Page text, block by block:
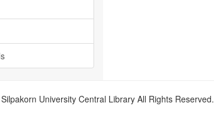
University Central Library All Rights Reserved.